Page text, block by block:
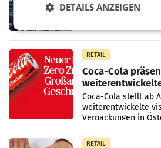
Die SN Sports
der Firma
Markt. Das Produkt
RETAIL
Coca-Cola
Markenidentität
Coca-Cola stellt ab
weiterentwickelte
Verpackungen in
Mittelpunkt des
Gestaltungselemente
RETAIL
DETAILS ANZEIGEN